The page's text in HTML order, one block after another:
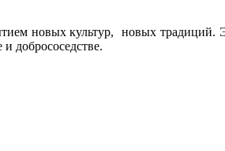
новых культур, новых традиций.
добрососедстве.